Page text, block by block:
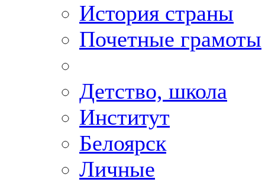
История страны
Почетные грамоты
Детство, школа
Институт
Белоярск
Личные